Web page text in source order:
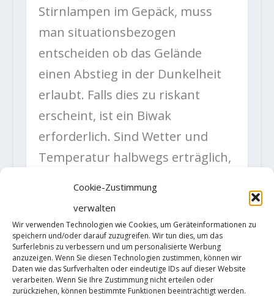
Cookie-Zustimmung
verwalten
Wir verwenden Technologien wie Cookies, um Geräteinformationen zu
speichern und/oder darauf zuzugreifen. Wir tun dies, um das
Surferlebnis zu verbessern und um personalisierte Werbung
anzuzeigen. Wenn Sie diesen Technologien zustimmen, können wir
Daten wie das Surfverhalten oder eindeutige IDs auf dieser Website
verarbeiten. Wenn Sie Ihre Zustimmung nicht erteilen oder
zurückziehen, können bestimmte Funktionen beeinträchtigt werden.
Stirnlampen im Gepäck, muss
man situationsbezogen
entscheiden ob das Gelände
einen Abstieg in der Dunkelheit
erlaubt. Falls dies zu riskant
erscheint, ist ein Biwak
erforderlich. Sind Wetter und
Temperatur halbwegs erträglich,
Ein Notruf ist nur angemessen,
wenn Ausrüstung und/oder
Witterungsbedingungen
befürchten lassen, dass man die